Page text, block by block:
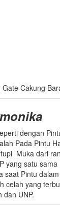
Gate Cakung
dengan
Pada Pintu
Muka dari
yang satu
saat Pintu
celah yang
dan UNP.